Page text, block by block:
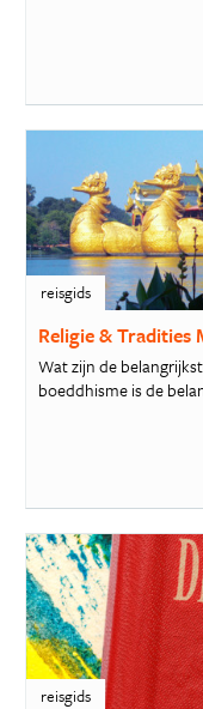
reisgids
Religie & Tradities
Wat zijn de
boeddhisme is de
reisgids